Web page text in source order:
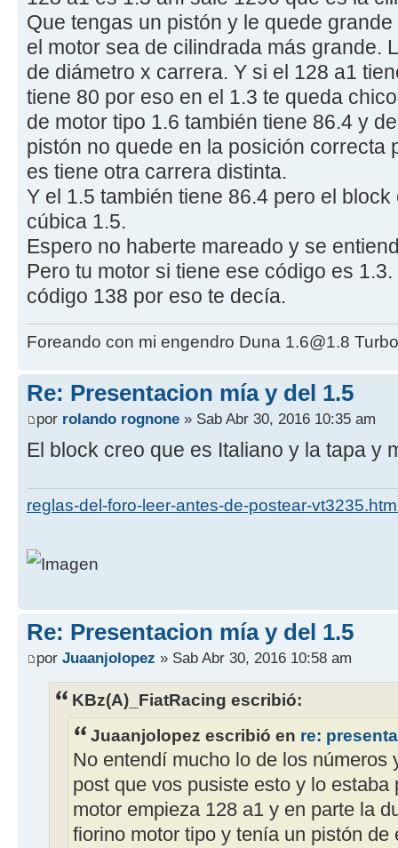
Que tengas un pistón y le quede
el motor sea de cilindrada más grande.
de diámetro x carrera. Y si el 128 a1
tiene 80 por eso en el 1.3 te queda
de motor tipo 1.6 también tiene 86.4 y
pistón no quede en la posición correcta
es tiene otra carrera distinta.
Y el 1.5 también tiene 86.4 pero el
cúbica 1.5.
Espero no haberte mareado y se
Pero tu motor si tiene ese código es
código 138 por eso te decía.
Foreando con mi engendro Duna 1.6@1.8
Re: Presentacion mía y del 1.5
por rolando rognone » Sab Abr 30, 2016 10:35 am
El block creo que es Italiano y la tapa y
reglas-del-foro-leer-antes-de-postear-
Re: Presentacion mía y del 1.5
por Juaanjolopez » Sab Abr 30, 2016 10:58 am
KBz(A)_FiatRacing escribió:
Juaanjolopez escribió en re:
No entendí mucho lo de los números
post que vos pusiste esto y lo estaba
motor empieza 128 a1 y en parte la
fiorino motor tipo y tenía un pistón de